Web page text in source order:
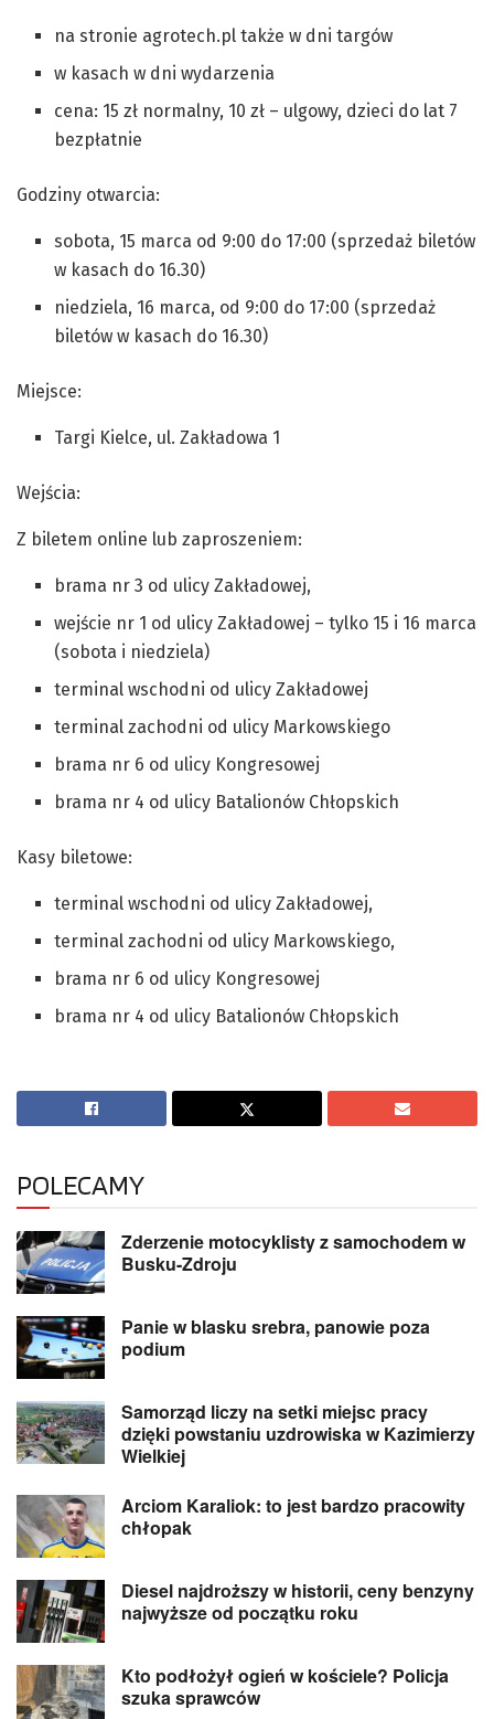
na stronie agrotech.pl także w dni targów
w kasach w dni wydarzenia
cena: 15 zł normalny, 10 zł – ulgowy, dzieci do lat 7
bezpłatnie
Godziny otwarcia:
sobota, 15 marca od 9:00 do 17:00 (sprzedaż biletów
w kasach do 16.30)
niedziela, 16 marca, od 9:00 do 17:00 (sprzedaż
biletów w kasach do 16.30)
Miejsce:
Targi Kielce, ul. Zakładowa 1
Wejścia:
Z biletem online lub zaproszeniem:
brama nr 3 od ulicy Zakładowej,
wejście nr 1 od ulicy Zakładowej – tylko 15 i 16 marca
(sobota i niedziela)
terminal wschodni od ulicy Zakładowej
terminal zachodni od ulicy Markowskiego
brama nr 6 od ulicy Kongresowej
brama nr 4 od ulicy Batalionów Chłopskich
Kasy biletowe:
terminal wschodni od ulicy Zakładowej,
terminal zachodni od ulicy Markowskiego,
brama nr 6 od ulicy Kongresowej
brama nr 4 od ulicy Batalionów Chłopskich
POLECAMY
Zderzenie motocyklisty z samochodem w
Busku-Zdroju
Panie w blasku srebra, panowie poza
podium
Samorząd liczy na setki miejsc pracy
dzięki powstaniu uzdrowiska w Kazimierzy
Wielkiej
Arciom Karaliok: to jest bardzo pracowity
chłopak
Diesel najdroższy w historii, ceny benzyny
najwyższe od początku roku
Kto podłożył ogień w kościele? Policja
szuka sprawców